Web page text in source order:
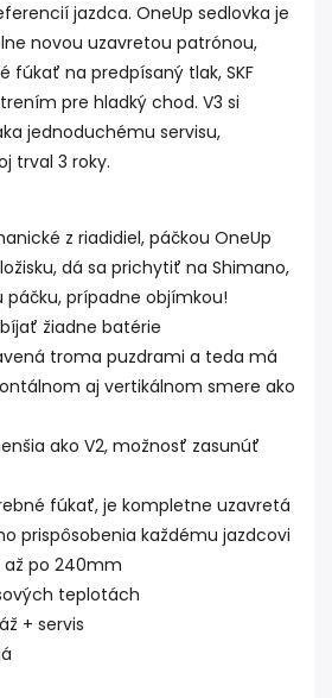
jazdca. OneUp sedlovka je
novou uzavretou patrónou,
fúkať na predpísaný tlak, SKF
pre hladký chod. V3 si
jednoduchému servisu,
trval 3 roky.
z riadidiel, páčkou OneUp
dá sa prichytiť na Shimano,
páčku, prípadne objímkou!
žiadne batérie
troma puzdrami a teda má
aj vertikálnom smere ako
ako V2, možnosť zasunúť
fúkať, je kompletne uzavretá
prispôsobenia každému jazdcovi
po 240mm
teplotách
+ servis